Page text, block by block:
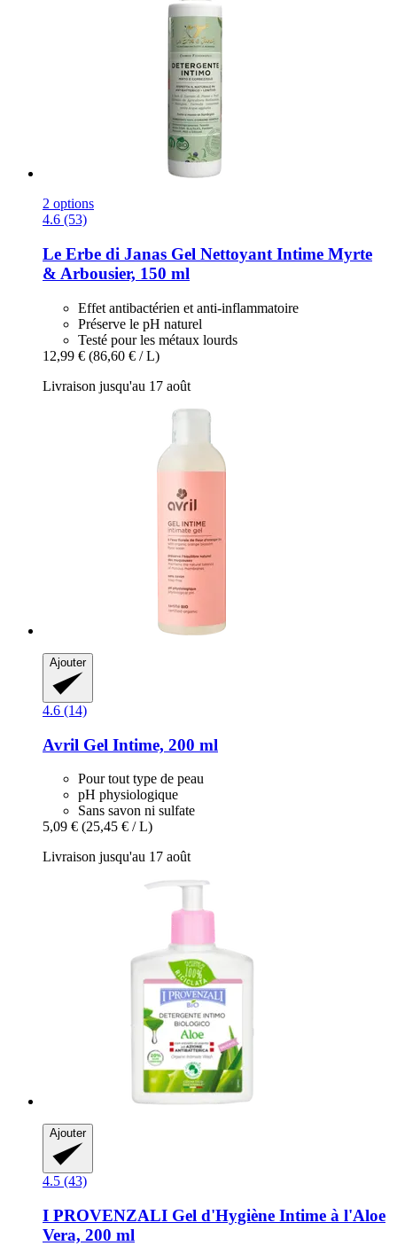
2 options
4.6 (53)
Le Erbe di Janas Gel Nettoyant Intime Myrte
& Arbousier, 150 ml
Effet antibactérien et anti-inflammatoire
Préserve le pH naturel
Testé pour les métaux lourds
12,99 € (86,60 € / L)
Livraison jusqu'au 17 août
Ajouter
4.6 (14)
Avril Gel Intime, 200 ml
Pour tout type de peau
pH physiologique
Sans savon ni sulfate
5,09 € (25,45 € / L)
Livraison jusqu'au 17 août
Ajouter
4.5 (43)
I PROVENZALI Gel d'Hygiène Intime à l'Aloe
Vera, 200 ml